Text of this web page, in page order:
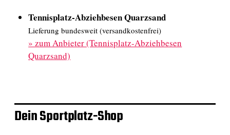
Tennisplatz-Abziehbesen Quarzsand
Lieferung bundesweit (versandkostenfrei)
»zum Anbieter (Tennisplatz-Abziehbesen
Quarzsand)
Dein Sportplatz-Shop